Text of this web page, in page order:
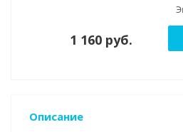
1 160 руб.
Описание